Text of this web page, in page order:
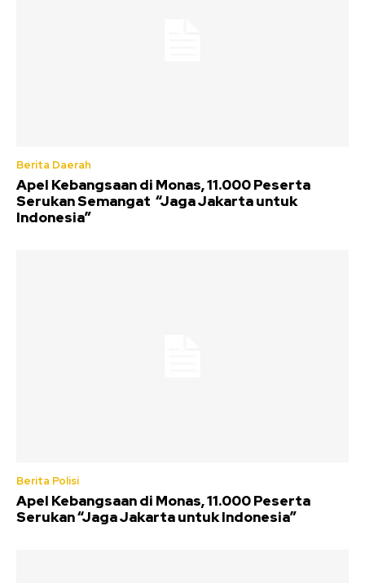
Berita Daerah
Apel Kebangsaan di Monas, 11.000 Peserta
Serukan Semangat “Jaga Jakarta untuk
Indonesia”
Berita Polisi
Apel Kebangsaan di Monas, 11.000 Peserta
Serukan “Jaga Jakarta untuk Indonesia”